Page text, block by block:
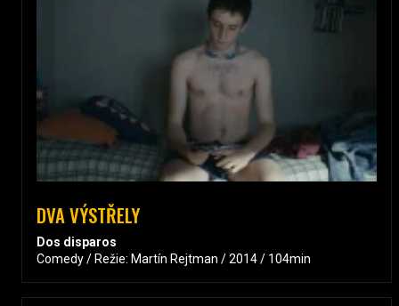
DVA VÝSTŘELY
Dos disparos
Comedy / Režie: Martín Rejtman / 2014 / 104min